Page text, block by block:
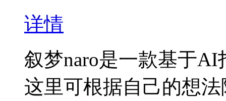
详情
叙梦naro是一款基于
这里可根据自己的想